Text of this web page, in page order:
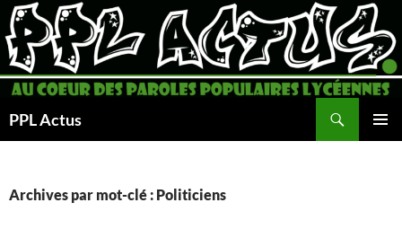
Aller
au
contenu
PPL Actus
Archives par mot-clé : Politiciens